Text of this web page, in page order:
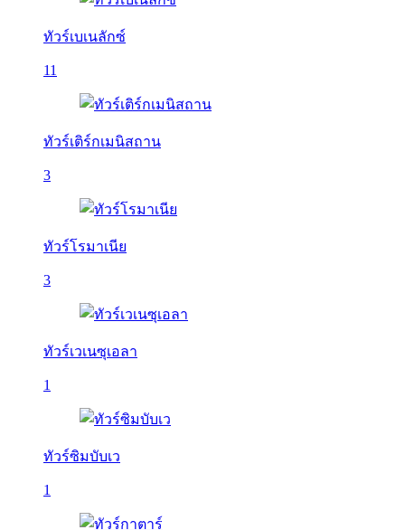
ทัวร์เบเนลักซ์
11
ทัวร์เติร์กเมนิสถาน
3
ทัวร์โรมาเนีย
3
ทัวร์เวเนซุเอลา
1
ทัวร์ซิมบับเว
1